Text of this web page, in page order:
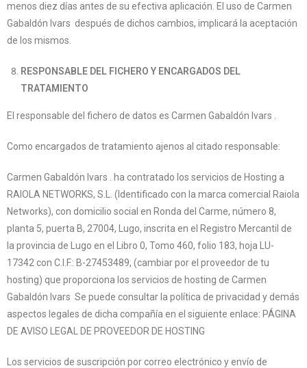
menos diez días antes de su efectiva aplicación. El uso de Carmen
Gabaldón Ivars después de dichos cambios, implicará la aceptación
de los mismos.
RESPONSABLE DEL FICHERO Y ENCARGADOS DEL
TRATAMIENTO
El responsable del fichero de datos es Carmen Gabaldón Ivars .
Como encargados de tratamiento ajenos al citado responsable:
Carmen Gabaldón Ivars . ha contratado los servicios de Hosting a
RAIOLA NETWORKS, S.L. (Identificado con la marca comercial Raiola
Networks), con domicilio social en Ronda del Carme, número 8,
planta 5, puerta B, 27004, Lugo, inscrita en el Registro Mercantil de
la provincia de Lugo en el Libro 0, Tomo 460, folio 183, hoja LU-
17342 con C.I.F.: B-27453489, (cambiar por el proveedor de tu
hosting) que proporciona los servicios de hosting de Carmen
Gabaldón Ivars Se puede consultar la política de privacidad y demás
aspectos legales de dicha compañía en el siguiente enlace: PÁGINA
DE AVISO LEGAL DE PROVEEDOR DE HOSTING
Los servicios de suscripción por correo electrónico y envío de